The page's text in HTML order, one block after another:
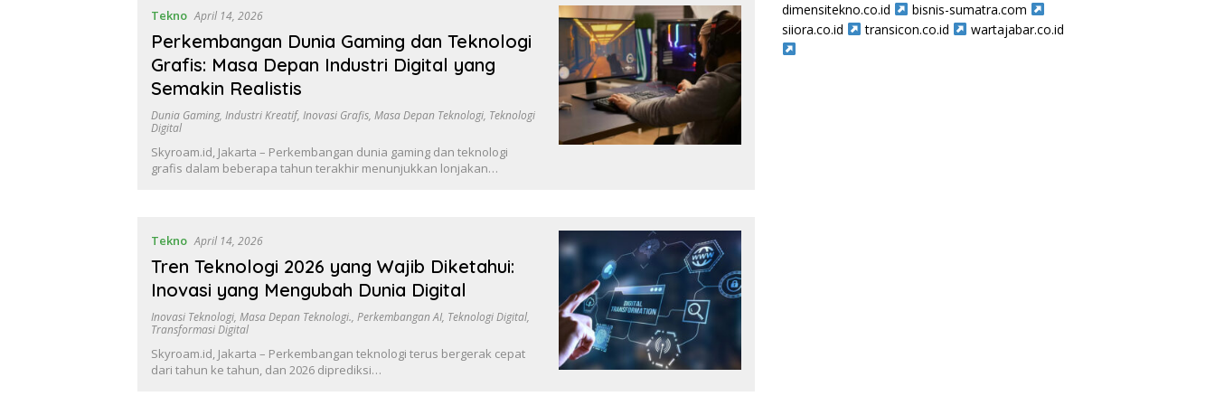
Tekno April 14, 2026
Perkembangan Dunia Gaming dan Teknologi
Grafis: Masa Depan Industri Digital yang
Semakin Realistis
Dunia Gaming, Industri Kreatif, Inovasi Grafis, Masa Depan Teknologi, Teknologi
Digital
Skyroam.id, Jakarta – Perkembangan dunia gaming dan teknologi
grafis dalam beberapa tahun terakhir menunjukkan lonjakan…
Tekno April 14, 2026
Tren Teknologi 2026 yang Wajib Diketahui:
Inovasi yang Mengubah Dunia Digital
Inovasi Teknologi, Masa Depan Teknologi., Perkembangan AI, Teknologi Digital,
Transformasi Digital
Skyroam.id, Jakarta – Perkembangan teknologi terus bergerak cepat
dari tahun ke tahun, dan 2026 diprediksi…
dimensitekno.co.id
bisnis-sumatra.com
siiora.co.id
transicon.co.id wartajabar.co.id